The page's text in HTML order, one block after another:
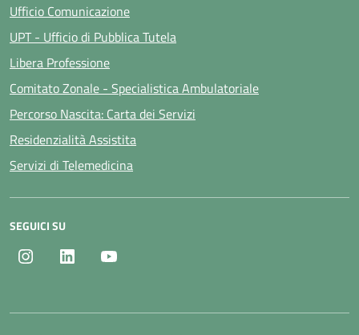
Ufficio Comunicazione
UPT - Ufficio di Pubblica Tutela
Libera Professione
Comitato Zonale - Specialistica Ambulatoriale
Percorso Nascita: Carta dei Servizi
Residenzialità Assistita
Servizi di Telemedicina
SEGUICI SU
Instagram LinkedIn